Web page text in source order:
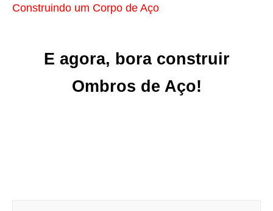
Construindo um Corpo de Aço
E agora, bora construir
Ombros de Aço!